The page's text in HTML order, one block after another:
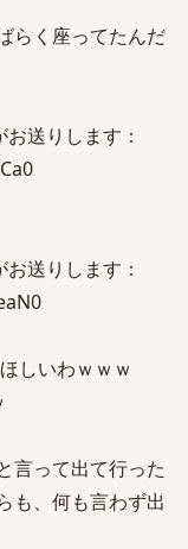
らく座ってたんだ
送りします：
送りします：
しいわｗｗｗ
言って出て行った
も、何も言わず出